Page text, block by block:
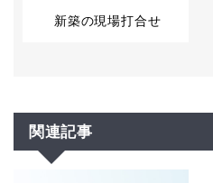
新築の現場打合せ
関連記事